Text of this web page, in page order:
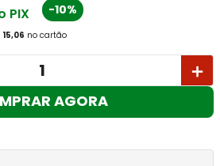
PIX -10%
15,06 no cartão
＋
AGORA